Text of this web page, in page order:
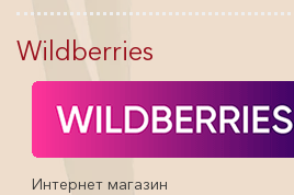
Wildberries
Интернет магазин